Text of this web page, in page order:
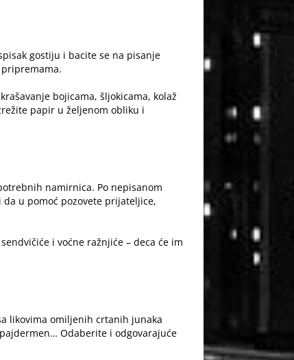
gostiju i bacite se na pisanje
bojicama, šljokicama, kolaž
papir u željenom obliku i
namirnica. Po nepisanom
u pomoć pozovete prijateljice,
i voćne ražnjiće – deca će im
likovima omiljenih crtanih junaka
Odaberite i odgovarajuće